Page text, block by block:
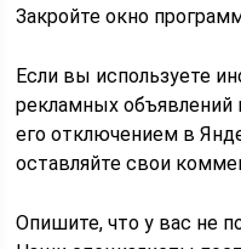
Закройте окно
Если вы используете
рекламных объявлений
его отключением в
оставляйте свои
Опишите, что у вас не